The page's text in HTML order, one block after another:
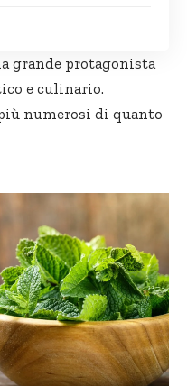
grande protagonista
e culinario.
numerosi di quanto